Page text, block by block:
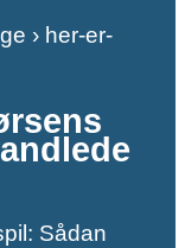
› her-er-
Sådan